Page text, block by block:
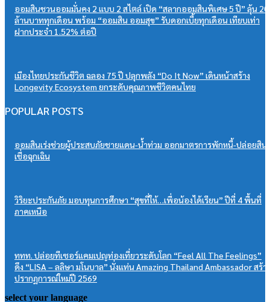
ออมสินชวนออมมั่นคง 2 แบบ 2 สไตล์ เปิด “สลากออมสินพิเศษ 5 ปี” ลุ้น 20
ล้านบาททุกเดือน พร้อม “ออมสิน ออมสุข” รับดอกเบี้ยทุกเดือน เทียบเท่า
ฝากประจำ 1.52% ต่อปี
เมืองไทยประกันชีวิต ฉลอง 75 ปี ปลุกพลัง “Do It Now” เดินหน้าสร้าง
Longevity Ecosystem ยกระดับคุณภาพชีวิตคนไทย
POPULAR POSTS
ออมสินเร่งช่วยผู้ประสบภัยชายแดน-น้ำท่วม ออกมาตรการพักหนี้-ปล่อยสิน
เชื่อฉุกเฉิน
วิริยะประกันภัย มอบทุนการศึกษา “สุขที่ให้…เพื่อน้องได้เรียน” ปีที่ 4 พื้นที่
ภาคเหนือ
ททท. ปล่อยทีเซอร์แคมเปญท่องเที่ยวระดับโลก “Feel All The Feelings”
ดึง “LISA – ลลิษา มโนบาล” นั่งแท่น Amazing Thailand Ambassador สร้าง
ปรากฏการณ์ใหม่ปี 2569
select your language